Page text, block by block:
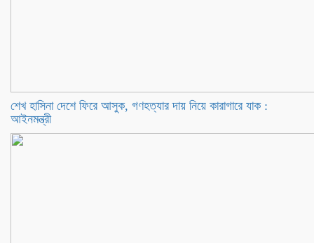
শেখ হাসিনা দেশে ফিরে আসুক, গণহত্যার দায় নিয়ে কারাগারে যাক :
আইনমন্ত্রী